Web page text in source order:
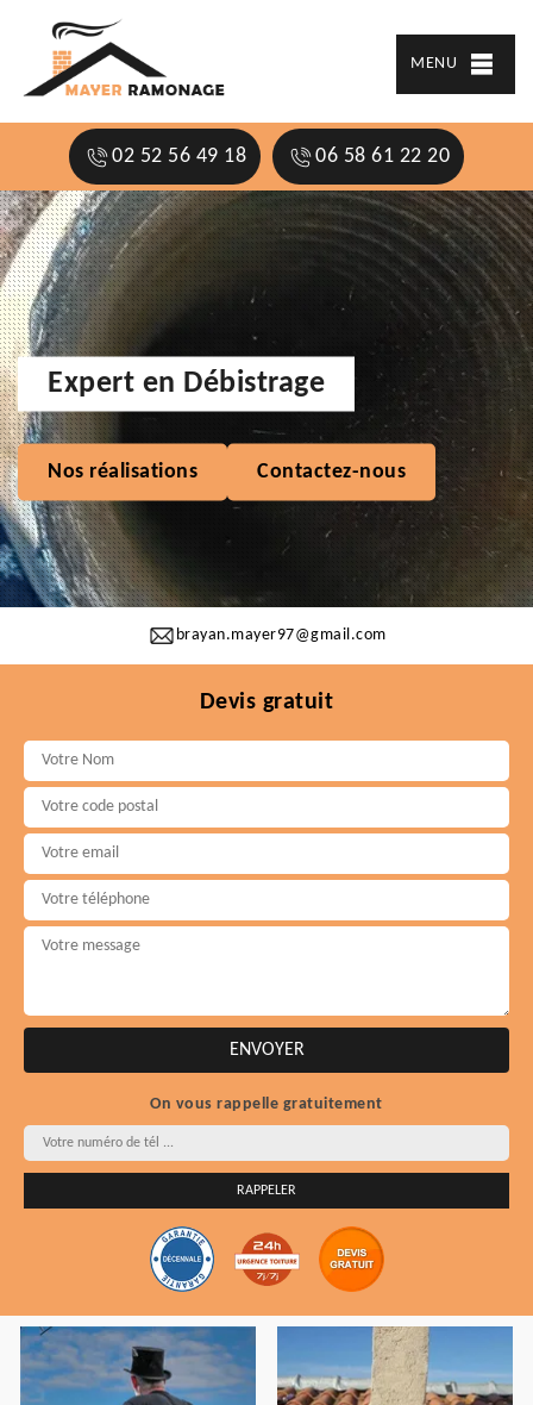
MENU
02 52 56 49 18 06 58 61 22 20
brayan.mayer97@gmail.com
Expert en Débistrage
Nos réalisations Contactez-nous
Devis gratuit
On vous rappelle gratuitement